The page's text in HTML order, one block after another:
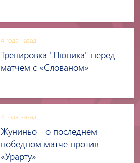
4 года назад
Тренировка "Пюника" перед
матчем с «Слованом»
4 года назад
Жуниньо - о последнем
победном матче против
«Урарту»